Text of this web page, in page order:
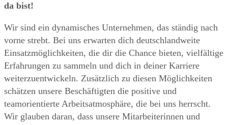
da bist!
Wir sind ein dynamisches Unternehmen, das ständig nach
vorne strebt. Bei uns erwarten dich deutschlandweite
Einsatzmöglichkeiten, die dir die Chance bieten, vielfältige
Erfahrungen zu sammeln und dich in deiner Karriere
weiterzuentwickeln. Zusätzlich zu diesen Möglichkeiten
schätzen unsere Beschäftigten die positive und
teamorientierte Arbeitsatmosphäre, die bei uns herrscht.
Wir glauben daran, dass unsere Mitarbeiterinnen und